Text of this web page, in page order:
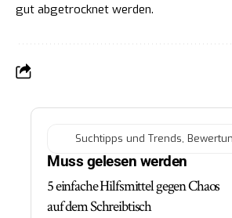
gut abgetrocknet werden.
Muss gelesen werden
5 einfache Hilfsmittel gegen Chaos
auf dem Schreibtisch